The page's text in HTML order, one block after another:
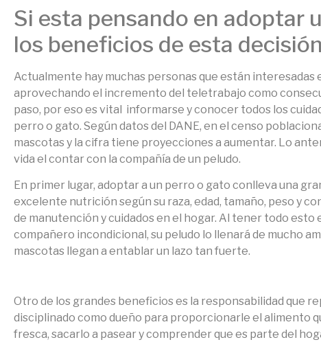
Si esta pensando en adoptar
los beneficios de esta decisión
Actualmente hay muchas personas que están
aprovechando el incremento del teletrabajo como
paso, por eso es vital informarse y conocer todos los
perro o gato. Según datos del DANE, en el censo
mascotas y la cifra tiene proyecciones a aumentar. Lo
vida el contar con la compañía de un peludo.
En primer lugar, adoptar a un perro o gato conlleva una
excelente nutrición según su raza, edad, tamaño, peso y
de manutención y cuidados en el hogar. Al tener todo esto
compañero incondicional, su peludo lo llenará de mucho
mascotas llegan a entablar un lazo tan fuerte.
Otro de los grandes beneficios es la responsabilidad que
disciplinado como dueño para proporcionarle el alimento
fresca, sacarlo a pasear y comprender que es parte del